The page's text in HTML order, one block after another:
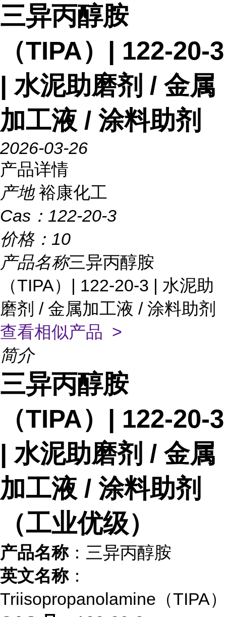
三异丙醇胺
（TIPA）| 122-20-3
| 水泥助磨剂 / 金属
加工液 / 涂料助剂
2026-03-26
产品详情
产地 裕康化工
Cas： 122-20-3
价格： 10
产品名称三异丙醇胺
（TIPA）| 122-20-3 | 水泥助
磨剂 / 金属加工液 / 涂料助剂
查看相似产品 >
简介
三异丙醇胺
（TIPA）| 122-20-3
| 水泥助磨剂 / 金属
加工液 / 涂料助剂
（工业优级）
产品名称：三异丙醇胺
英文名称：
Triisopropanolamine（TIPA